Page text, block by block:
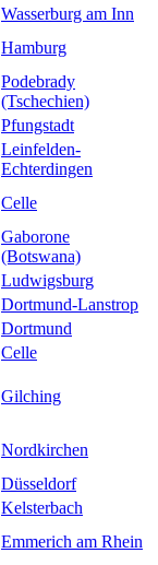
Wasserburg am Inn
Hamburg
Podebrady
(Tschechien)
Pfungstadt
Leinfelden-
Echterdingen
Celle
Gaborone
(Botswana)
Ludwigsburg
Dortmund-Lanstrop
Dortmund
Celle
Gilching
Nordkirchen
Düsseldorf
Kelsterbach
Emmerich am Rhein